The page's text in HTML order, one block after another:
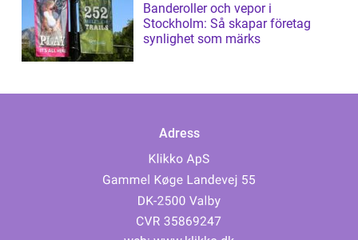
Banderoller och vepor i
Stockholm: Så skapar företag
synlighet som märks
Adress